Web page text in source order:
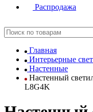
Распродажа
Главная
Интерьерные
Настенные
Настенный
L8G4K